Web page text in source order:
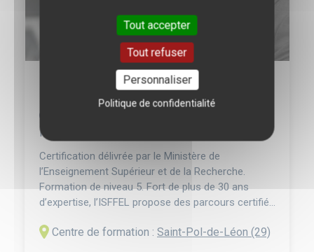
BAC+2 BTS NÉGOCIATION ET
DIGITALISATION DE LA RELATION CLIENT
le bac - Secteur :
Certification délivrée par le Ministère de
l’Enseignement Supérieur et de la Recherche.
Formation de niveau 5. Fort de plus de 30 ans
d’expertise, l’ISFFEL propose des parcours certifiés
titres professionnels) correspondant en général à
Centre de formation : Saint-Pol-de-Léon (29)
Tout accepter
Tout refuser
Personnaliser
Politique de confidentialité